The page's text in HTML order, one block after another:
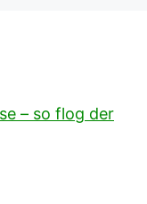
– so flog der